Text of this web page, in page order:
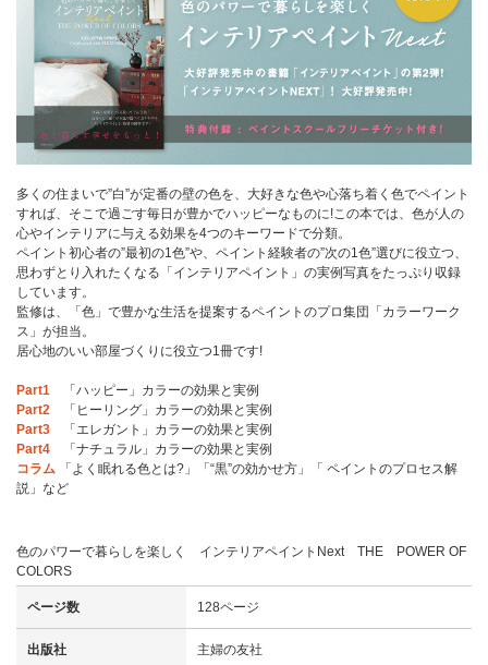
多くの住まいで”白”が定番の壁の色を、大好きな色や心落ち着く色でペイント
すれば、そこで過ごす毎日が豊かでハッピーなものに!この本では、色が人の
心やインテリアに与える効果を4つのキーワードで分類。
ペイント初心者の”最初の1色”や、ペイント経験者の”次の1色”選びに役立つ、
思わずとり入れたくなる「インテリアペイント」の実例写真をたっぷり収録
しています。
監修は、「色」で豊かな生活を提案するペイントのプロ集団「カラーワーク
ス」が担当。
居心地のいい部屋づくりに役立つ1冊です!
Part1 「ハッピー」カラーの効果と実例
Part2 「ヒーリング」カラーの効果と実例
Part3 「エレガント」カラーの効果と実例
Part4 「ナチュラル」カラーの効果と実例
コラム 「よく眠れる色とは?」「“黒”の効かせ方」「 ペイントのプロセス解
説」など
色のパワーで暮らしを楽しく インテリアペイントNext THE POWER OF
COLORS
ページ数 128ページ
出版社 主婦の友社